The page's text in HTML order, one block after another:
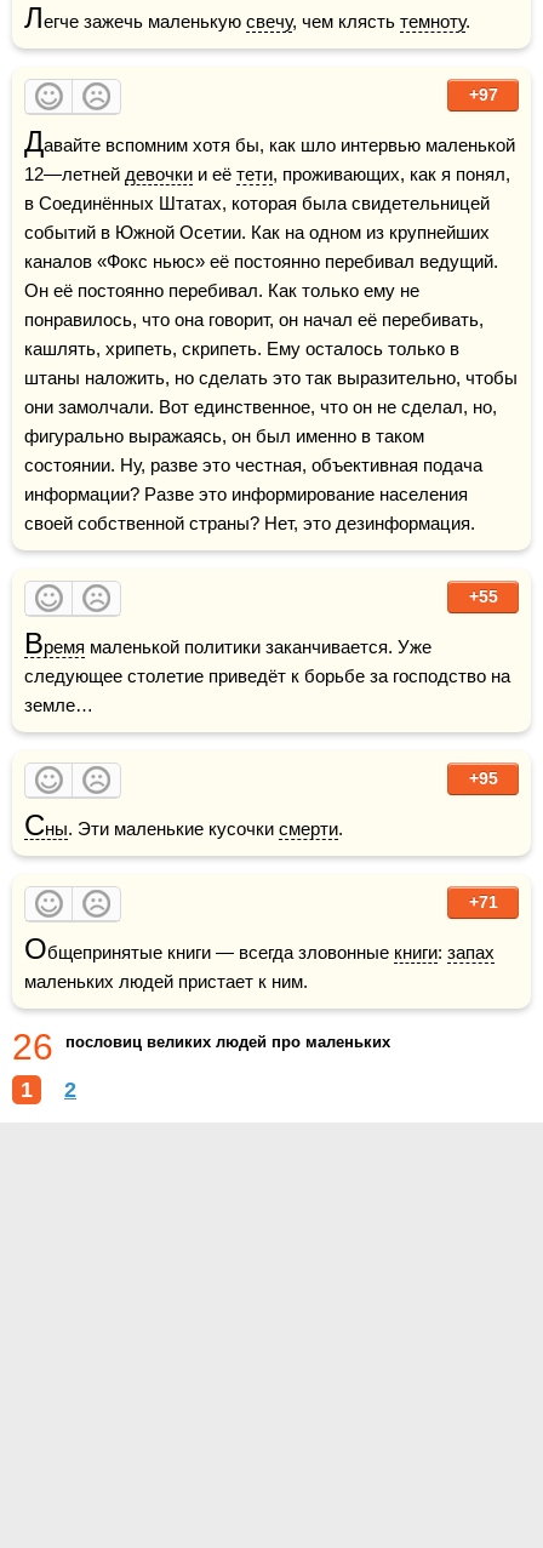
Легче зажечь маленькую свечу, чем клясть темноту.
+97
Давайте вспомним хотя бы, как шло интервью маленькой
12—летней девочки и её тети, проживающих, как я понял,
в Соединённых Штатах, которая была свидетельницей
событий в Южной Осетии. Как на одном из крупнейших
каналов «Фокс ньюс» её постоянно перебивал ведущий.
Он её постоянно перебивал. Как только ему не
понравилось, что она говорит, он начал её перебивать,
кашлять, хрипеть, скрипеть. Ему осталось только в
штаны наложить, но сделать это так выразительно, чтобы
они замолчали. Вот единственное, что он не сделал, но,
фигурально выражаясь, он был именно в таком
состоянии. Ну, разве это честная, объективная подача
информации? Разве это информирование населения
своей собственной страны? Нет, это дезинформация.
+55
Время маленькой политики заканчивается. Уже
следующее столетие приведёт к борьбе за господство на
земле…
+95
Сны. Эти маленькие кусочки смерти.
+71
Общепринятые книги — всегда зловонные книги: запах
маленьких людей пристает к ним.
26 пословиц великих людей про маленьких
1 2